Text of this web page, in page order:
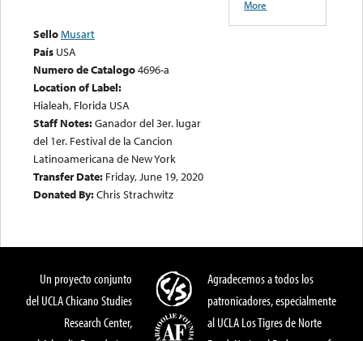
SelloMusart
País USA
Numero de Catalogo4696-a
Location of Label:
Hialeah, Florida USA
Staff Notes:Ganador del 3er. lugar
del 1er. Festival de la Cancion
Latinoamericana de New York
Transfer Date: Friday, June 19, 2020
Donated By:Chris Strachwitz
More
Un proyecto conjunto
del UCLA Chicano Studies
Research Center,
Agradecemos a todos los
patronicadores, especialmente
al UCLA Los Tigres de Norte